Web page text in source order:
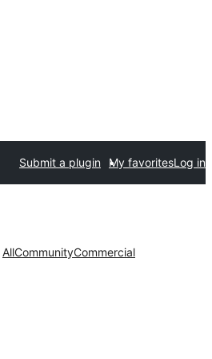
Submit a plugin My favoritesLog in
AllCommunityCommercial